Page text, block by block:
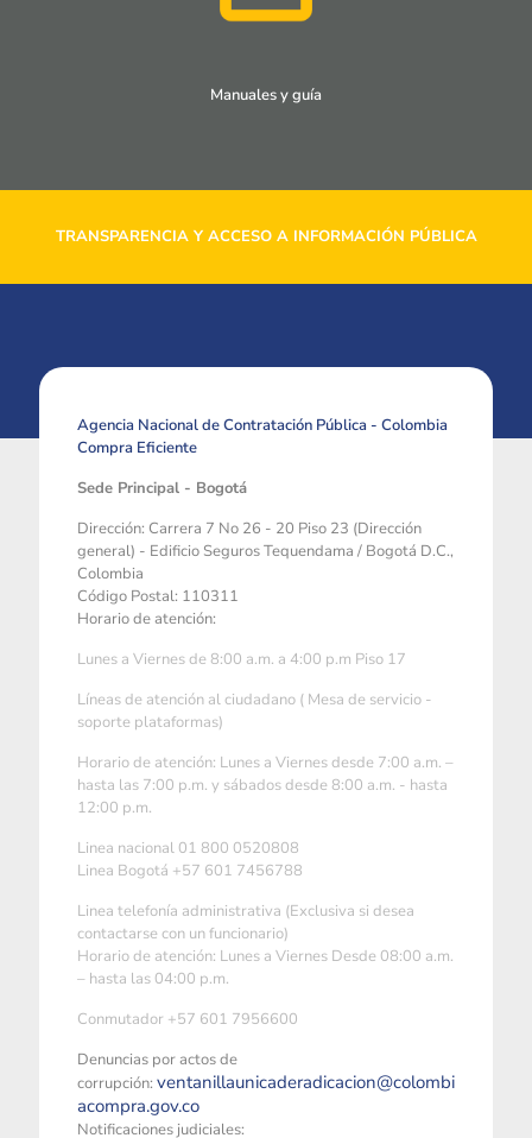
Manuales y guía
TRANSPARENCIA Y ACCESO A INFORMACIÓN PÚBLICA
Agencia Nacional de Contratación Pública - Colombia
Compra Eficiente
Sede Principal - Bogotá
Dirección: Carrera 7 No 26 - 20 Piso 23 (Dirección
general) - Edificio Seguros Tequendama / Bogotá D.C.,
Colombia
Código Postal: 110311
Horario de atención:
Lunes a Viernes de 8:00 a.m. a 4:00 p.m Piso 17
Líneas de atención al ciudadano ( Mesa de servicio -
soporte plataformas)
Horario de atención: Lunes a Viernes desde 7:00 a.m. –
hasta las 7:00 p.m. y sábados desde 8:00 a.m. - hasta
12:00 p.m.
Linea nacional 01 800 0520808
Linea Bogotá +57 601 7456788
Linea telefonía administrativa (Exclusiva si desea
contactarse con un funcionario)
Horario de atención: Lunes a Viernes Desde 08:00 a.m.
– hasta las 04:00 p.m.
Conmutador +57 601 7956600
Denuncias por actos de
corrupción: ventanillaunicaderadicacion@colombi
acompra.gov.co
Notificaciones judiciales: